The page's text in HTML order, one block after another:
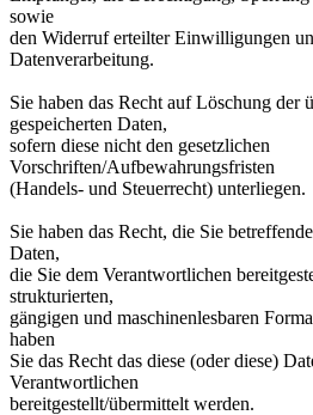
sowie
den Widerruf erteilter Einwilligungen
Datenverarbeitung.
Sie haben das Recht auf Löschung der
gespeicherten Daten,
sofern diese nicht den gesetzlichen
Vorschriften/Aufbewahrungsfristen
(Handels- und Steuerrecht) unterliegen.
Sie haben das Recht, die Sie
Daten,
die Sie dem Verantwortlichen
strukturierten,
gängigen und maschinenlesbaren
haben
Sie das Recht das diese (oder diese)
Verantwortlichen
bereitgestellt/übermittelt werden.